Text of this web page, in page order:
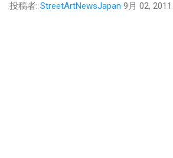
投稿者: StreetArtNewsJapan 9月 02, 2011